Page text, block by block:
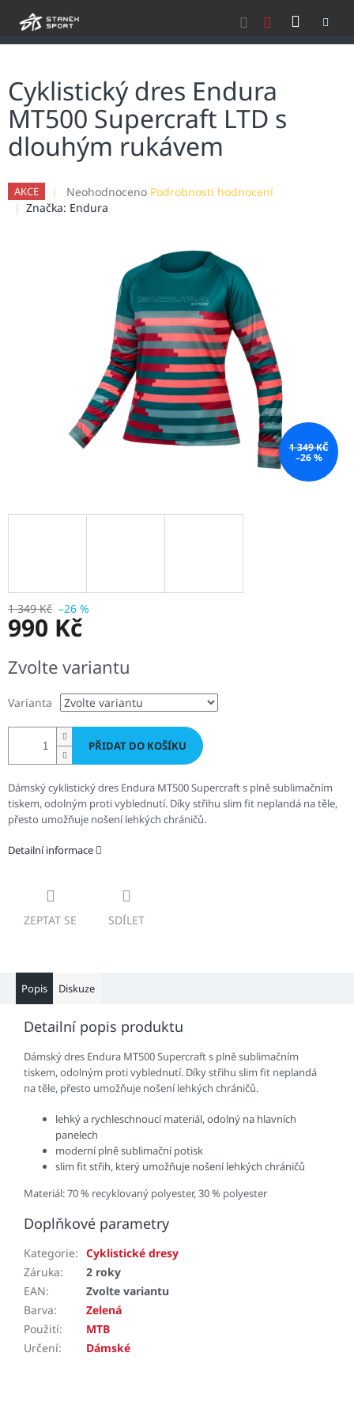
Cyklistický dres Endura
MT500 Supercraft LTD s
dlouhým rukávem
AKCE
Průměrné
hodnocení
hvězdiček.
Neohodnoceno Podrobnosti hodnocení
Značka: Endura
1 349 KČ
–26 %
1 349 Kč –26 %
990 Kč
cena:
Zvolte variantu
Varianta
PŘIDAT DO KOŠÍKU
Dámský cyklistický dres Endura MT500 Supercraft s plně sublimačním
tiskem, odolným proti vyblednutí. Díky střihu slim fit neplandá na těle,
přesto umožňuje nošení lehkých chráničů.
Detailní informace
ZEPTAT SE SDÍLET
Popis Diskuze
Detailní popis produktu
Dámský dres Endura MT500 Supercraft s plně sublimačním
tiskem, odolným proti vyblednutí. Díky střihu slim fit neplandá
na těle, přesto umožňuje nošení lehkých chráničů.
lehký a rychleschnoucí materiál, odolný na hlavních
panelech
moderní plně sublimační potisk
slim fit střih, který umožňuje nošení lehkých chráničů
Materiál: 70 % recyklovaný polyester, 30 % polyester
Doplňkové parametry
Kategorie: Cyklistické dresy
Záruka:
2 roky
EAN:
Zvolte variantu
Barva:
Zelená
Použití:
MTB
Určení: Dámské